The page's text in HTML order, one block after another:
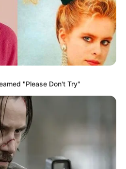
"Please Don't Try"